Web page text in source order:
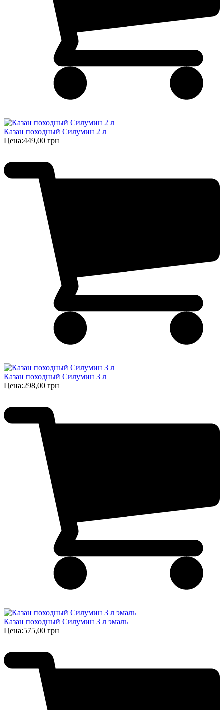
Казан походный Силумин 2 л
Цена:449,00 грн
Казан походный Силумин 3 л
Цена:298,00 грн
Казан походный Силумин 3 л эмаль
Цена:575,00 грн